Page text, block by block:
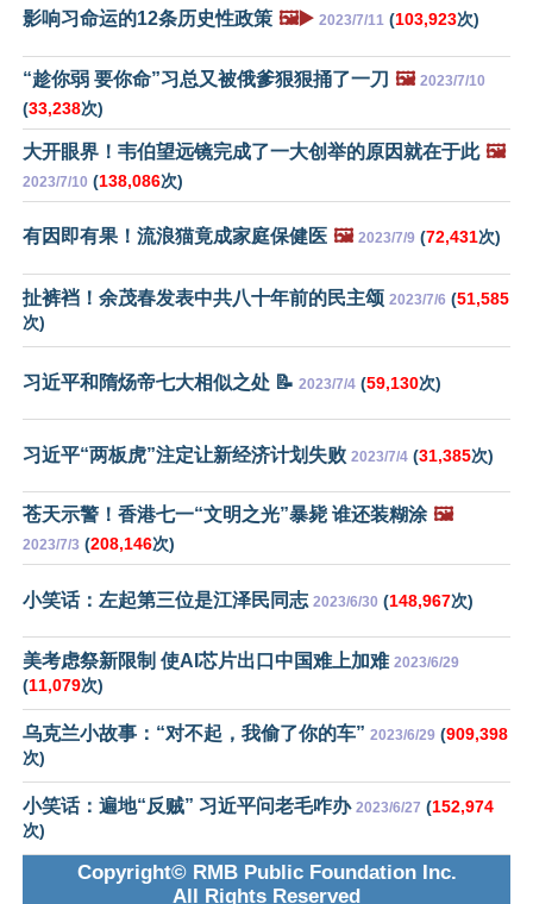
影响习命运的12条历史性政策 🖼️▶️ 2023/7/11 (103,923次)
“趁你弱 要你命”习总又被俄爹狠狠捅了一刀 🖼️ 2023/7/10
(33,238次)
大开眼界！韦伯望远镜完成了一大创举的原因就在于此 🖼️
2023/7/10 (138,086次)
有因即有果！流浪猫竟成家庭保健医 🖼️ 2023/7/9 (72,431次)
扯裤裆！余茂春发表中共八十年前的民主颂 2023/7/6 (51,585
次)
习近平和隋炀帝七大相似之处 📝 2023/7/4 (59,130次)
习近平“两板虎”注定让新经济计划失败 2023/7/4 (31,385次)
苍天示警！香港七一“文明之光”暴毙 谁还装糊涂 🖼️
2023/7/3 (208,146次)
小笑话：左起第三位是江泽民同志 2023/6/30 (148,967次)
美考虑祭新限制 使AI芯片出口中国难上加难 2023/6/29
(11,079次)
乌克兰小故事：“对不起，我偷了你的车” 2023/6/29 (909,398
次)
小笑话：遍地“反贼” 习近平问老毛咋办 2023/6/27 (152,974
次)
Copyright© RMB Public Foundation Inc.
All Rights Reserved